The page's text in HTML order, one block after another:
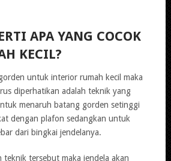
APA YANG COCOK
KECIL?
untuk interior rumah kecil maka
diperhatikan adalah teknik yang
menaruh batang gorden setinggi
dengan plafon sedangkan untuk
dari bingkai jendelanya.
teknik tersebut maka jendela akan